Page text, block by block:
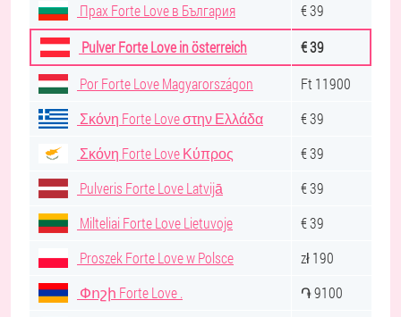
Прах Forte Love в България
€ 39
Pulver Forte Love in österreich
€ 39
Por Forte Love Magyarországon
Ft 11900
Σκόνη Forte Love στην Ελλάδα
€ 39
Σκόνη Forte Love Κύπρος
€ 39
Pulveris Forte Love Latvijā
€ 39
Milteliai Forte Love Lietuvoje
€ 39
Proszek Forte Love w Polsce
zł 190
Փոշի Forte Love .
֏ 9100